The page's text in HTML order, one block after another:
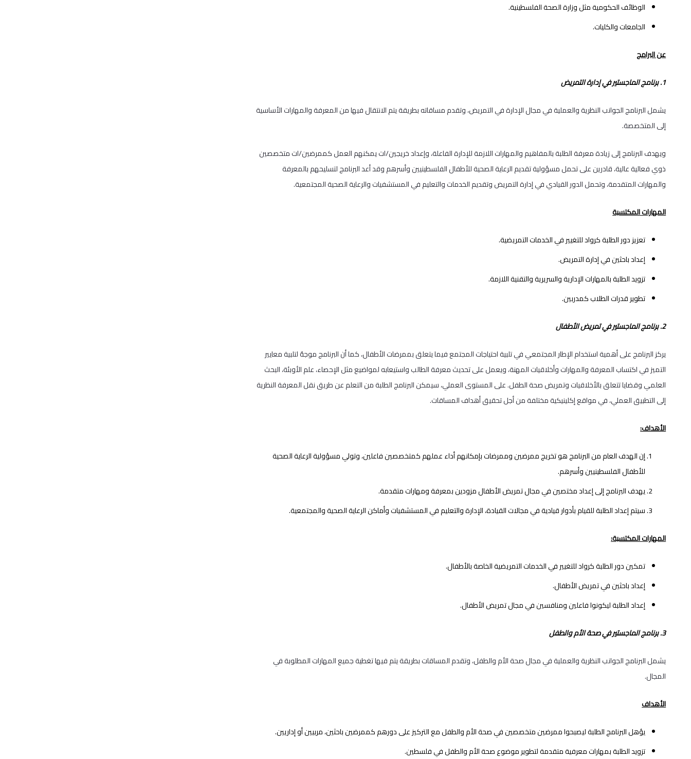
الوظائف الحكومية مثل وزارة الصحة الفلسطينية.
الجامعات والكليات.
عن البرامج
1. برنامج الماجستير في إدارة التمريض
يشمل البرنامج الجوانب النظرية والعملية في مجال الإدارة في التمريض، وتقدم مساقاته بطريقة يتم الانتقال فيها من المعرفة والمهارات الأساسية
إلى المتخصصة.
ويهدف البرنامج إلى زيادة معرفة الطلبة بالمفاهيم والمهارات اللازمة للإدارة الفاعلة، وإعداد خريجين/ات يمكنهم العمل كممرضين/ات متخصصين
ذوي فعالية عالية، قادرين على تحمل مسؤولية تقديم الرعاية الصحية للأطفال الفلسطينيين وأسرهم وقد أعد البرنامج لتسليحهم بالمعرفة
والمهارات المتقدمة، وتحمل الدور القيادي في إدارة التمريض وتقديم الخدمات والتعليم في المستشفيات والرعاية الصحية المجتمعية.
المهارات المكتسبة
تعزيز دور الطلبة كرواد للتغيير في الخدمات التمريضية.
إعداد باحثين في إدارة التمريض.
تزويد الطلبة بالمهارات الإدارية والسريرية والتقنية اللازمة.
تطوير قدرات الطلاب كمدربين.
2. برنامج الماجستير في تمريض الأطفال
يركز البرنامج على أهمية استخدام الإطار المجتمعي في تلبية احتياجات المجتمع فيما يتعلق بممرضات الأطفال، كما أن البرنامج موجهٌ لتلبية معايير
التميز في اكتساب المعرفة والمهارات وأخلاقيات المهنة، ويعمل على تحديث معرفة الطالب واستيعابه لمواضيع مثل الإحصاء، علم الأوبئة، البحث
العلمي وقضايا تتعلق بالأخلاقيات وتمريض صحة الطفل. على المستوى العملي، سيمكن البرنامج الطلبة من التعلم عن طريق نقل المعرفة النظرية
إلى التطبيق العملي، في مواقع إكلينيكية مختلفة من أجل تحقيق أهداف المساقات.
الأهداف:
إن الهدف العام من البرنامج هو تخريج ممرضين وممرضات بإمكانهم أداء عملهم كمتخصصين فاعلين، وتولي مسؤولية الرعاية الصحية
للأطفال الفلسطينيين وأسرهم.
يهدف البرنامج إلى إعداد مختصين في مجال تمريض الأطفال مزودين بمعرفة ومهارات متقدمة.
سيتم إعداد الطلبة للقيام بأدوار قيادية في مجالات القيادة، الإدارة والتعليم في المستشفيات وأماكن الرعاية الصحية والمجتمعية.
المهارات المكتسبة:
تمكين دور الطلبة كرواد للتغيير في الخدمات التمريضية الخاصة بالأطفال.
إعداد باحثين في تمريض الأطفال.
إعداد الطلبة ليكونوا فاعلين ومنافسين في مجال تمريض الأطفال.
3. برنامج الماجستير في صحة الأم والطفل
يشمل البرنامج الجوانب النظرية والعملية في مجال صحة الأم والطفل، وتقدم المساقات بطريقة يتم فيها تغطية جميع المهارات المطلوبة في
المجال.
الأهداف
يؤهل البرنامج الطلبة ليصبحوا ممرضين متخصصين في صحة الأم والطفل مع التركيز على دورهم كممرضين باحثين، مربيين أو إداريين.
تزويد الطلبة بمهارات معرفية متقدمة لتطوير موضوع صحة الأم والطفل في فلسطين.